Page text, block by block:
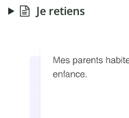
Je retiens